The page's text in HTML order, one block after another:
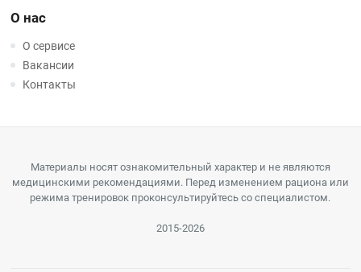
О нас
О сервисе
Вакансии
Контакты
Материалы носят ознакомительный характер и не являются
медицинскими рекомендациями. Перед изменением рациона или
режима тренировок проконсультируйтесь со специалистом.
2015-2026